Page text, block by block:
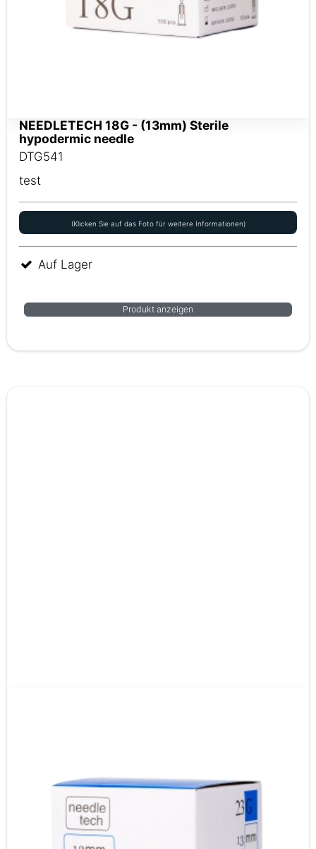
NEEDLETECH 18G - (13mm) Sterile
hypodermic needle
DTG541
test
(Klicken Sie auf das Foto für weitere Informationen)
Auf Lager
Produkt anzeigen